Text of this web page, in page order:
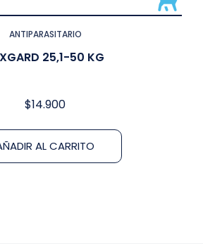
ANTIPARASITARIO
25,1-50 KG
$14.900
AL CARRITO